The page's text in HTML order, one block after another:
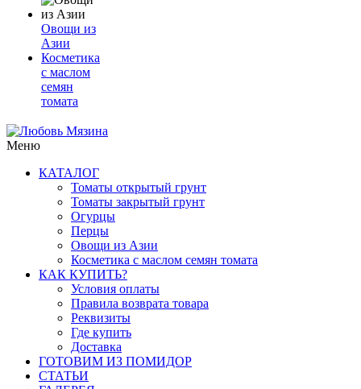
Овощи из
Азии
Косметика
с маслом
семян
томата
Меню
КАТАЛОГ
Томаты открытый грунт
Томаты закрытый грунт
Огурцы
Перцы
Овощи из Азии
Косметика с маслом семян томата
КАК КУПИТЬ?
Условия оплаты
Правила возврата товара
Реквизиты
Где купить
Доставка
ГОТОВИМ ИЗ ПОМИДОР
СТАТЬИ